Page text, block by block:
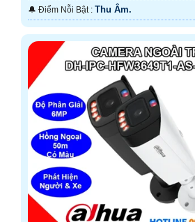
️🔔 Điểm Nỗi Bật : Thu Âm.